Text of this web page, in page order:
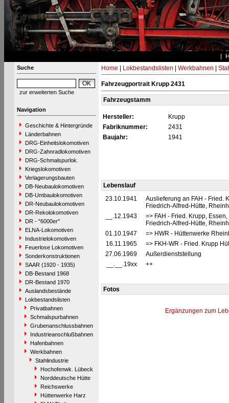
Suche
zur erweiterten Suche
Navigation
Geschichte & Hintergründe
Länderbahnen
DRG-Einheitslokomotiven
DRG-Zahnradlokomotiven
DRG-Schmalspurlok.
Kriegslokomotiven
Verlagerungsbauten
DB-Neubaulokomotiven
DB-Umbaulokomotiven
DR-Neubaulokomotiven
DR-Rekolokomotiven
DR - "6000er"
ELNA-Lokomotiven
Industrielokomotiven
Feuerlose Lokomotiven
Sonderkonstruktionen
SAAR (1920 - 1935)
DB-Bestand 1968
DR-Bestand 1970
Auslandsbestände
Lokbestandslisten
Privatbahnen
Schmalspurbahnen
Grubenanschlussbahnen
Industrieanschlußbahnen
Hafenbahnen
Werkbahnen
Stahlindustrie
Hochofenwk. Lübeck
Norddeutsche Hütte
Reichswerke
Hüttenwerke Harz
Home Lokbestandslisten Werkbahnen
Fahrzeugportrait Krupp 2431
Fahrzeugstamm
Hersteller:
Krupp
Fabriknummer:
2431
Baujahr:
1941
Lebenslauf
23.10.1941
Auslieferung an FAH - Fried.
Friedrich-Alfred-Hütte,
__.12.1943
=> FAH - Fried. Krupp, Essen,
Friedrich-Alfred-Hütte,
01.10.1947
=> HWR - Hüttenwerke
16.11.1965
=> FKH-WR - Fried. Krupp
27.06.1969
Außerdienststellung
__.__.19xx
++
Fotos
Ergänzungen zum